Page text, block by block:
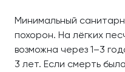
Минимальный
похорон. На лёгких
возможна через 1–3
3 лет. Если смерть